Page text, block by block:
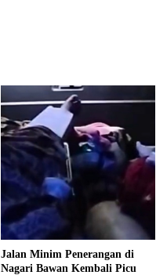
Jalan Minim Penerangan di
Nagari Bawan Kembali Picu